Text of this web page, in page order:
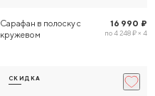
Сарафан в полоску с
кружевом
16 990 ₽
по 4 248 ₽ × 4
СКИДКА